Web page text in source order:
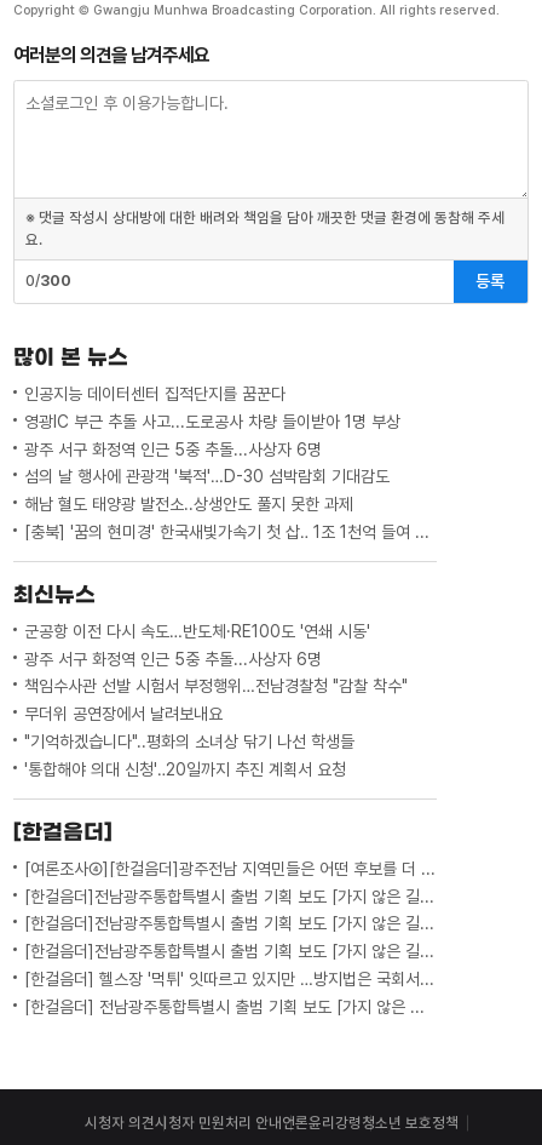
Copyright © Gwangju Munhwa Broadcasting Corporation. All rights reserved.
여러분의 의견을 남겨주세요
※ 댓글 작성시 상대방에 대한 배려와 책임을 담아 깨끗한 댓글 환경에 동참해 주세
요.
0/300 등록
많이 본 뉴스
인공지능 데이터센터 집적단지를 꿈꾼다
영광IC 부근 추돌 사고...도로공사 차량 들이받아 1명 부상
광주 서구 화정역 인근 5중 추돌...사상자 6명
섬의 날 행사에 관광객 '북적'…D-30 섬박람회 기대감도
해남 혈도 태양광 발전소..상생안도 풀지 못한 과제
[충북] '꿈의 현미경' 한국새빛가속기 첫 삽‥ 1조 1천억 들여 2029년 완공
최신뉴스
군공항 이전 다시 속도…반도체·RE100도 '연쇄 시동'
광주 서구 화정역 인근 5중 추돌...사상자 6명
책임수사관 선발 시험서 부정행위…전남경찰청 "감찰 착수"
무더위 공연장에서 날려보내요
"기억하겠습니다"..평화의 소녀상 닦기 나선 학생들
'통합해야 의대 신청'‥20일까지 추진 계획서 요청
[한걸음더]
[여론조사④][한걸음더]광주전남 지역민들은 어떤 후보를 더 선호할까.. 변수는?
[한걸음더]전남광주통합특별시 출범 기획 보도 [가지 않은 길] 5편 프랑스 헌법에 새긴 '지방 분권'..전남광주 통합 성공 조건은?
[한걸음더]전남광주통합특별시 출범 기획 보도 [가지 않은 길] 4편 프랑스 지역 통합 10년 성적표
[한걸음더]전남광주통합특별시 출범 기획 보도 [가지 않은 길] 3편 프랑스 통합 10년 지났지만..."우린 여전히 알자스인"
[한걸음더] 헬스장 '먹튀' 잇따르고 있지만 …방지법은 국회서 낮잠
[한걸음더] 전남광주통합특별시 출범 기획 보도 [가지 않은 길] 2편 지방이 주도한 투자..'유럽 상위 5개 지역' 도약 비결은?
시청자 의견시청자 민원처리 안내언론윤리강령 청소년 보호정책